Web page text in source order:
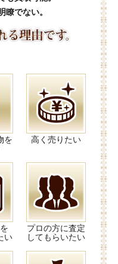
瞭でない。
を
高く売りたい
い
プロの方に査定
してもらいたい